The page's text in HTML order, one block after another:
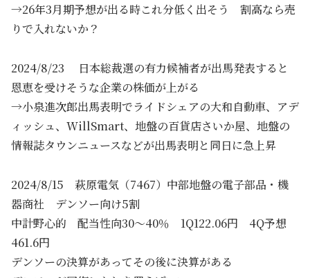
→26年3月期予想が出る時これ分低く出そう 割高なら売
りで入れないか？
2024/8/23 日本総裁選の有力候補者が出馬発表すると
恩恵を受けそうな企業の株価が上がる
→小泉進次郎出馬表明でライドシェアの大和自動車、アデ
ィッシュ、WillSmart、地盤の百貨店さいか屋、地盤の
情報誌タウンニュースなどが出馬表明と同日に急上昇
2024/8/15 萩原電気（7467）中部地盤の電子部品・機
器商社 デンソー向け5割
中計野心的 配当性向30～40％ 1Q122.06円 4Q予想
461.6円
デンソーの決算があってその後に決算がある